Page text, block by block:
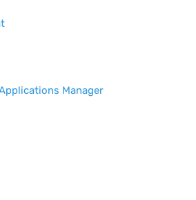
Manager